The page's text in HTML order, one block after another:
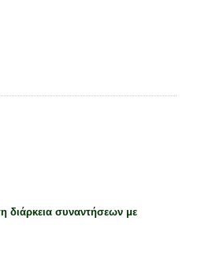
διάρκεια συναντήσεων με